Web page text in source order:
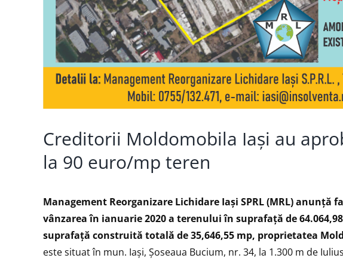
Creditorii Moldomobila Iași au
la 90 euro/mp teren
Management Reorganizare Lichidare Iași SPRL (MRL)
vânzarea în ianuarie 2020 a terenului în suprafață de
suprafață construită totală de 35,646,55 mp, proprietatea
este situat în mun. Iaşi, Şoseaua Bucium, nr. 34, la 1.300 m de